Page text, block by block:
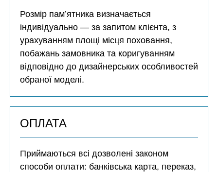
Розмір пам’ятника визначається
індивідуально — за запитом клієнта, з
урахуванням площі місця поховання,
побажань замовника та коригуванням
відповідно до дизайнерських особливостей
обраної моделі.
ОПЛАТА
Приймаються всі дозволені законом
способи оплати: банківська карта, переказ,